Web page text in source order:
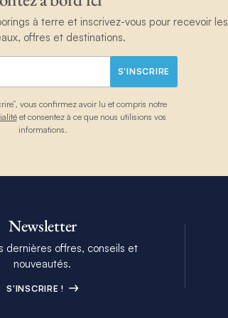
à terre et inscrivez-vous pour recevoir
offres et destinations.
S'INSCRIRE
vous confirmez avoir lu et compris notre
et consentez à ce que nous utilisions vos
informations.
Newsletter
dernières offres, conseils et
nouveautés.
S'INSCRIRE !